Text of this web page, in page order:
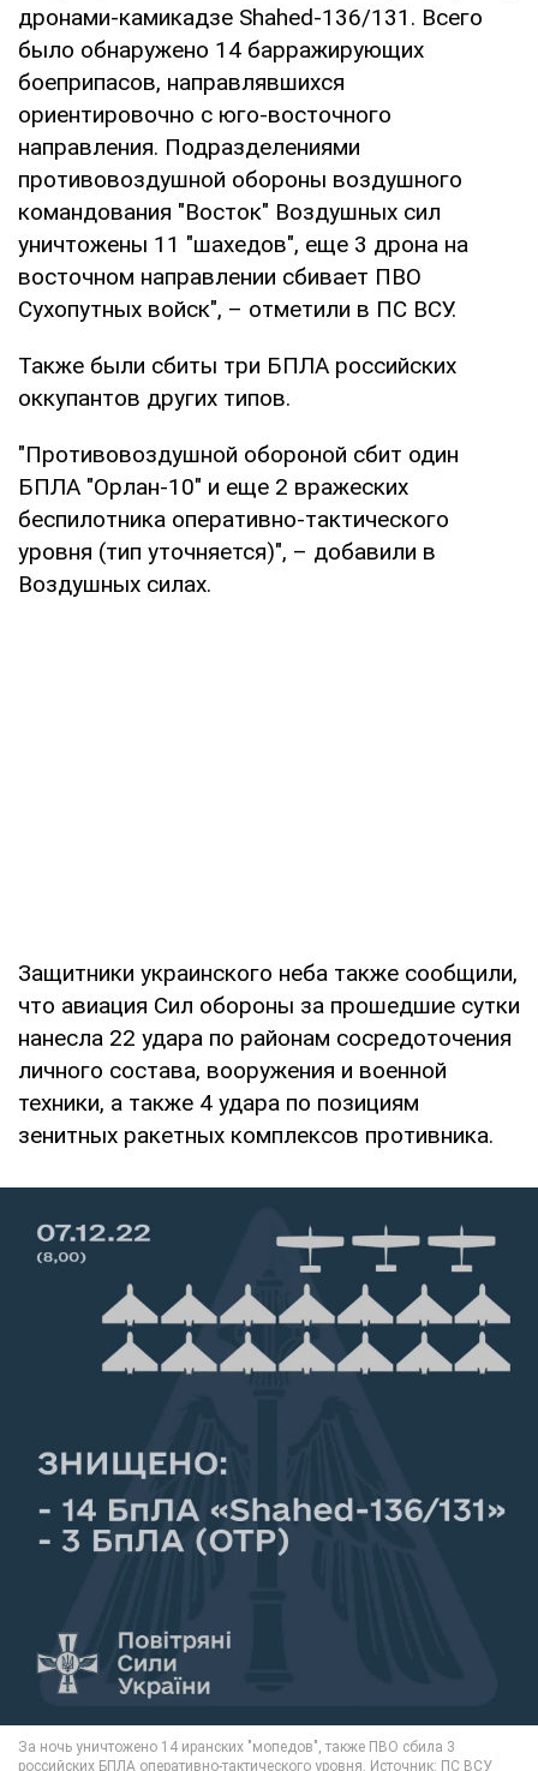
дронами-камикадзе Shahed-136/131. Всего
было обнаружено 14 барражирующих
боеприпасов, направлявшихся
ориентировочно с юго-восточного
направления. Подразделениями
противовоздушной обороны воздушного
командования "Восток" Воздушных сил
уничтожены 11 "шахедов", еще 3 дрона на
восточном направлении сбивает ПВО
Сухопутных войск", – отметили в ПС ВСУ.
Также были сбиты три БПЛА российских
оккупантов других типов.
"Противовоздушной обороной сбит один
БПЛА "Орлан-10" и еще 2 вражеских
беспилотника оперативно-тактического
уровня (тип уточняется)", – добавили в
Воздушных силах.
Защитники украинского неба также сообщили,
что авиация Сил обороны за прошедшие сутки
нанесла 22 удара по районам сосредоточения
личного состава, вооружения и военной
техники, а также 4 удара по позициям
зенитных ракетных комплексов противника.